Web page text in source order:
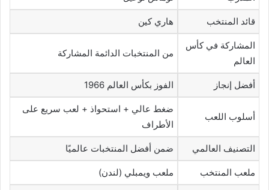
قائد المنتخب هاري كين
المشاركة في كأس
العالم
من المنتخبات الدائمة المشاركة
أفضل إنجاز الفوز بكأس العالم 1966
أسلوب اللعب
ضغط عالي + استحواذ + لعب سريع على
الأطراف
التصنيف العالمي ضمن أفضل المنتخبات عالميًا
ملعب المنتخب ملعب ويمبلي (لندن)